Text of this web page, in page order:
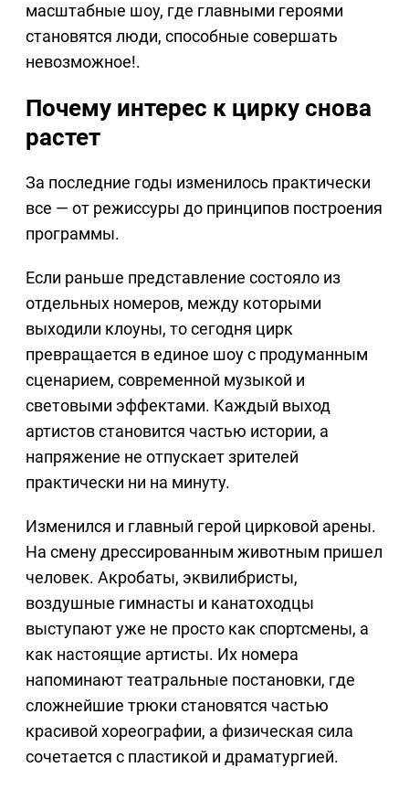
масштабные шоу, где главными героями
становятся люди, способные совершать
невозможное!.
Почему интерес к цирку снова
растет
За последние годы изменилось практически
все — от режиссуры до принципов построения
программы.
Если раньше представление состояло из
отдельных номеров, между которыми
выходили клоуны, то сегодня цирк
превращается в единое шоу с продуманным
сценарием, современной музыкой и
световыми эффектами. Каждый выход
артистов становится частью истории, а
напряжение не отпускает зрителей
практически ни на минуту.
Изменился и главный герой цирковой арены.
На смену дрессированным животным пришел
человек. Акробаты, эквилибристы,
воздушные гимнасты и канатоходцы
выступают уже не просто как спортсмены, а
как настоящие артисты. Их номера
напоминают театральные постановки, где
сложнейшие трюки становятся частью
красивой хореографии, а физическая сила
сочетается с пластикой и драматургией.